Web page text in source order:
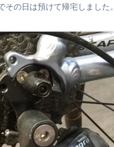
その日は預けて帰宅しました。